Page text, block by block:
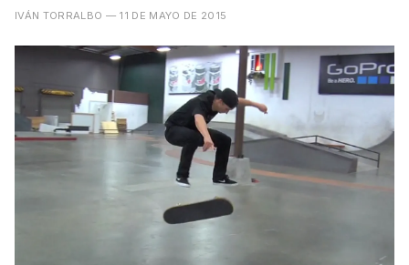
IVÁN TORRALBO — 11 DE MAYO DE 2015